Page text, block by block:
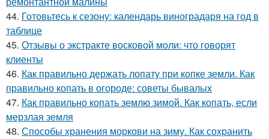
44. Готовьтесь к сезону: календарь виноградаря на год в
таблице
45. Отзывы о экстракте восковой моли: что говорят
клиенты
46. Как правильно держать лопату при копке земли. Как
правильно копать в огороде: советы бывалых
47. Как правильно копать землю зимой. Как копать, если
мерзлая земля
48. Способы хранения моркови на зиму. Как сохранить